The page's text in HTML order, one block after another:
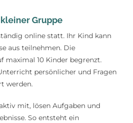
Gruppe
online statt. Ihr Kind kann
aus teilnehmen. Die
maximal 10 Kinder begrenzt.
persönlicher und Fragen
werden.
mit, lösen Aufgaben und
So entsteht ein